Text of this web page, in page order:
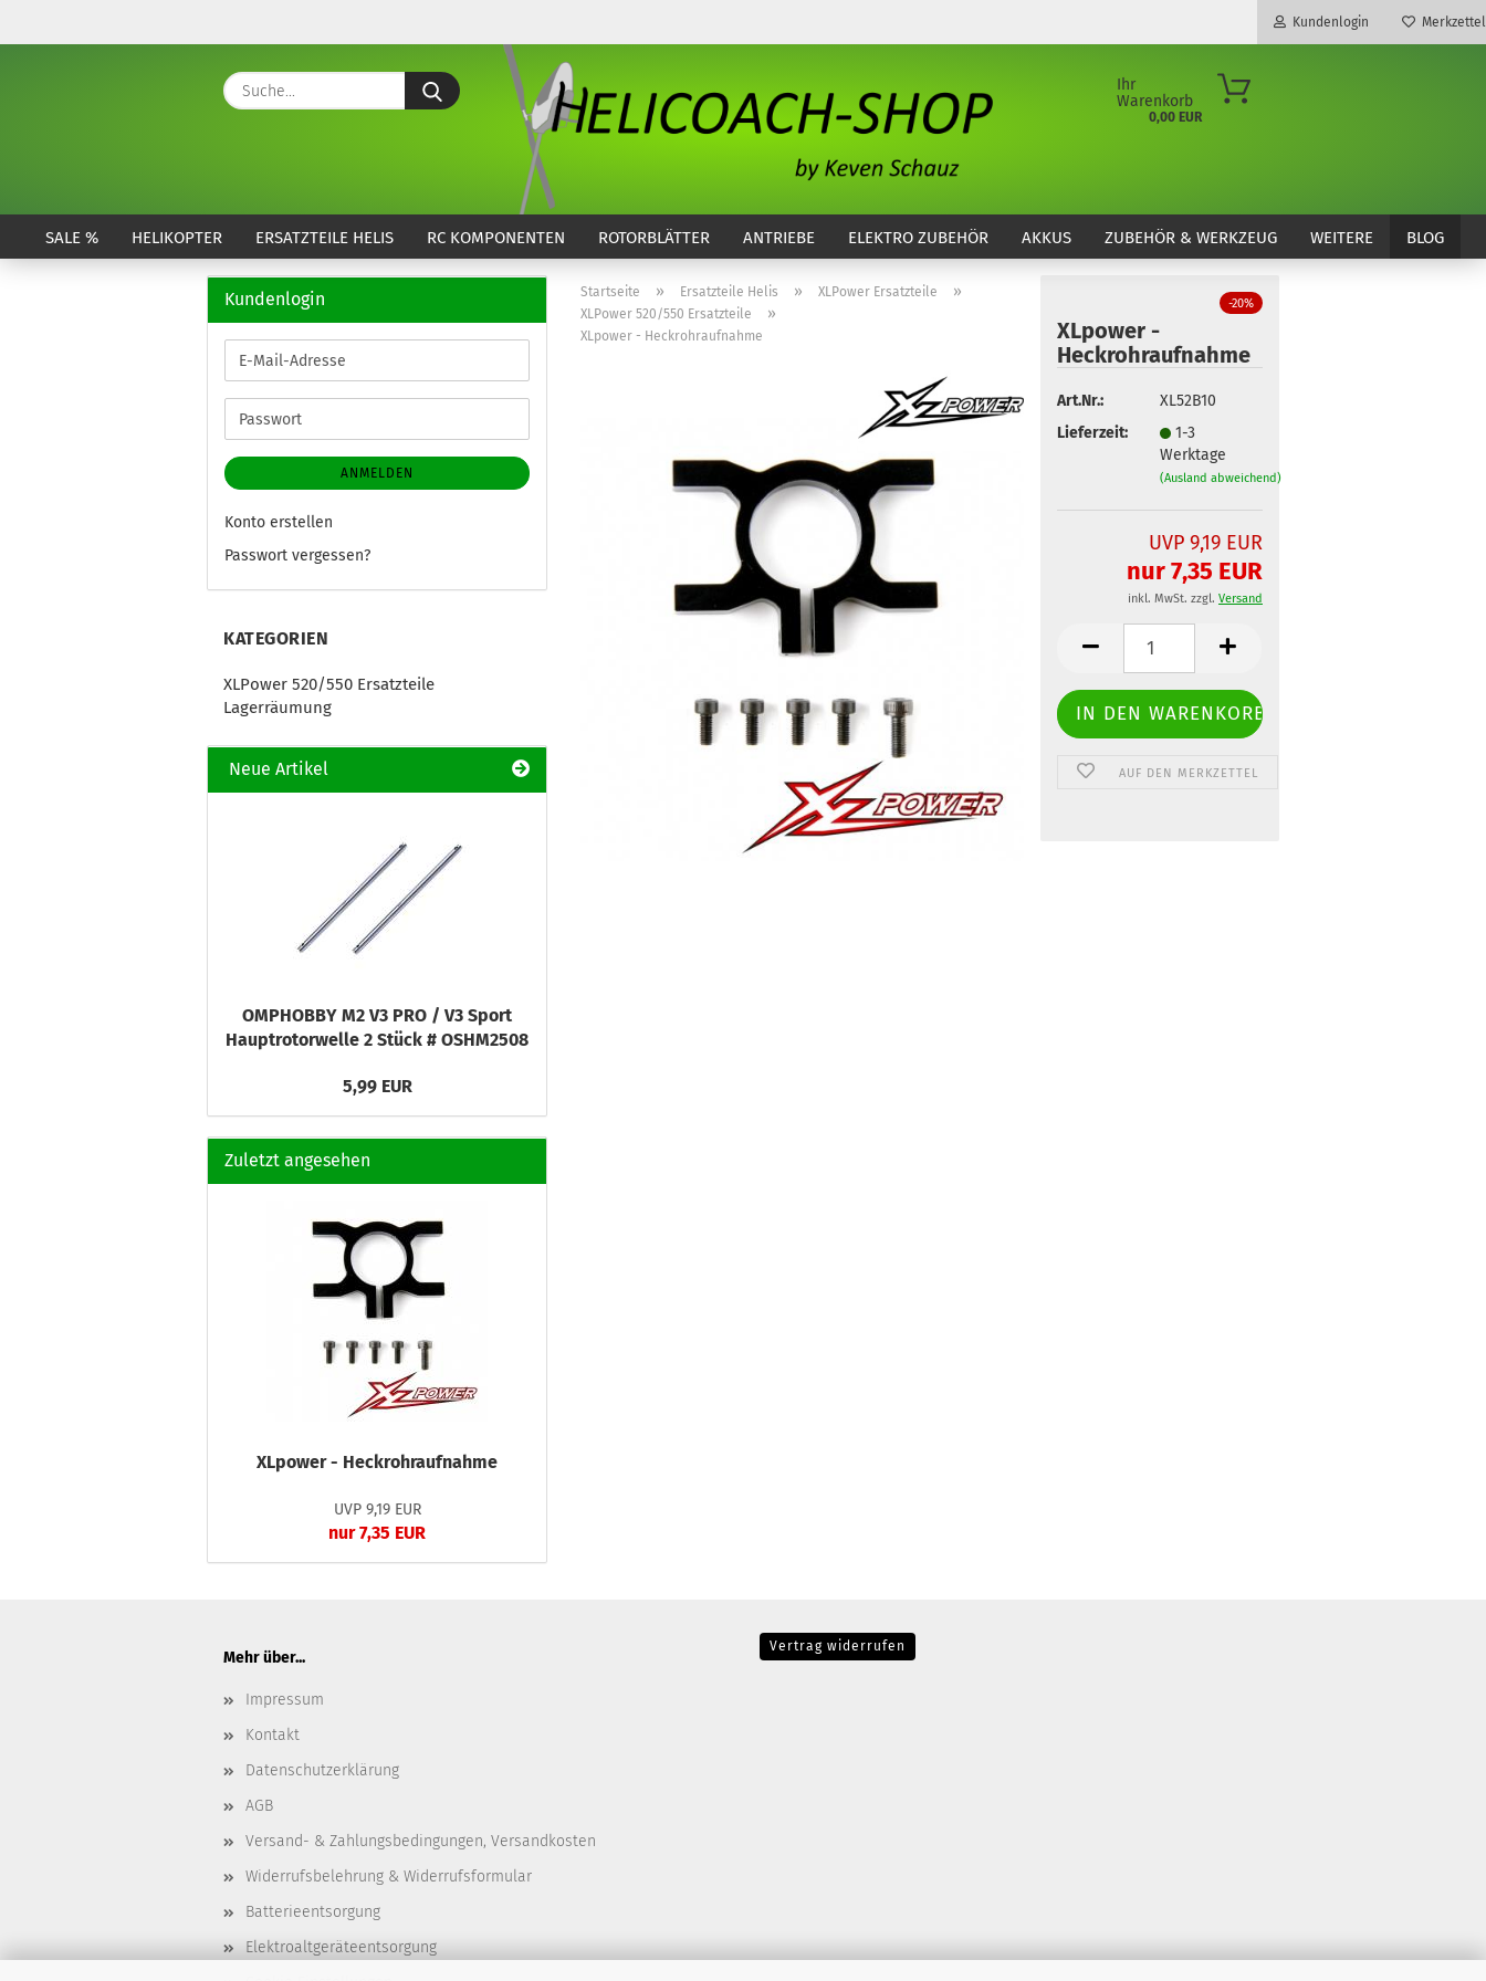
Kundenlogin
Konto erstellen
Passwort vergessen?
Merkzettel
Suche...
Ihr
Warenkorb
0,00 EUR
SALE % HELIKOPTER ERSATZTEILE HELIS RC KOMPONENTEN ROTORBLÄTTER ANTRIEBE ELEKTRO ZUBEHÖR AKKUS ZUBEHÖR & WERKZEUG BLOG
WEITERE
Startseite » Ersatzteile Helis » XLPower Ersatzteile »
XLPower 520/550 Ersatzteile »
XLpower - Heckrohraufnahme
-20%
XLpower -
Heckrohraufnahme
Art.Nr.:
XL52B10
Lieferzeit:
1-3
Werktage
(Ausland abweichend)
UVP 9,19 EUR
nur 7,35 EUR
inkl. MwSt. zzgl. Versand
AUF DEN MERKZETTEL
Kundenlogin
E-
Mail-
Adresse
Passwort
ANMELDEN
Konto erstellen
Passwort vergessen?
KATEGORIEN
XLPower 520/550 Ersatzteile
Lagerräumung
Neue Artikel
OMPHOBBY M2 V3 PRO / V3 Sport
Hauptrotorwelle 2 Stück # OSHM2508
5,99 EUR
Zuletzt angesehen
XLpower - Heckrohraufnahme
UVP 9,19 EUR
nur 7,35 EUR
Mehr über...
Impressum
Kontakt
Datenschutzerklärung
AGB
Versand- & Zahlungsbedingungen, Versandkosten
Widerrufsbelehrung & Widerrufsformular
Batterieentsorgung
Elektroaltgeräteentsorgung
Vertrag widerrufen